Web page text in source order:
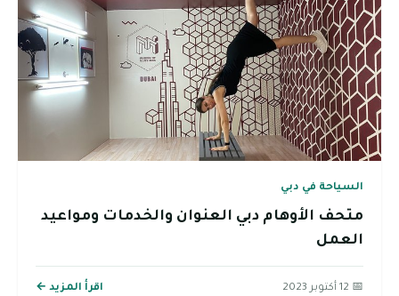
السياحة في دبي
متحف الأوهام دبي العنوان والخدمات ومواعيد
العمل
📅 12 أكتوبر 2023 اقرأ المزيد ←